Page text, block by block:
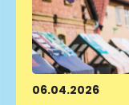
06.04.2026